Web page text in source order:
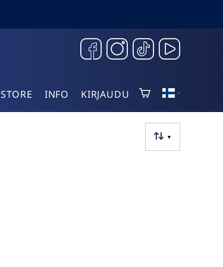
STORE INFO KIRJAUDU
▼